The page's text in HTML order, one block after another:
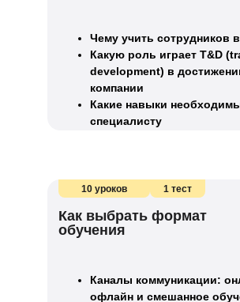
Чему учить сотрудников
Какую роль играет T&D
development) в
компании
Какие навыки
специалисту
10 уроков 1 тест
Как выбрать формат
обучения
Каналы коммуникации:
офлайн и смешанное